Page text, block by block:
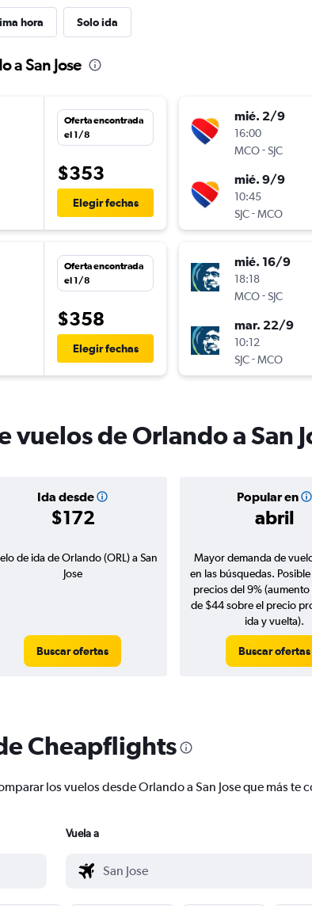
hora Solo ida
a San Jose
Oferta encontrada
el 1/8
$353
Elegir fechas
Oferta encontrada
el 1/8
$358
Elegir fechas
mié. 2/9
16:00
MCO-SJC
mié. 9/9
10:45
SJC-MCO
mié. 16/9
18:18
MCO-SJC
mar. 22/9
10:12
SJC-MCO
vuelos de Orlando a San
Ida desde
$172
Popular en
abril
de ida de Orlando (ORL) a San
Jose
Buscar ofertas
Mayor demanda de
en las búsquedas.
precios del 9%
de $44 sobre el precio
ida y vuelta).
Buscar ofertas
Cheapflights
los vuelos desde Orlando a San Jose que más te
Vuela a